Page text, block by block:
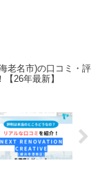
老名市)の口コミ・評
26年最新】